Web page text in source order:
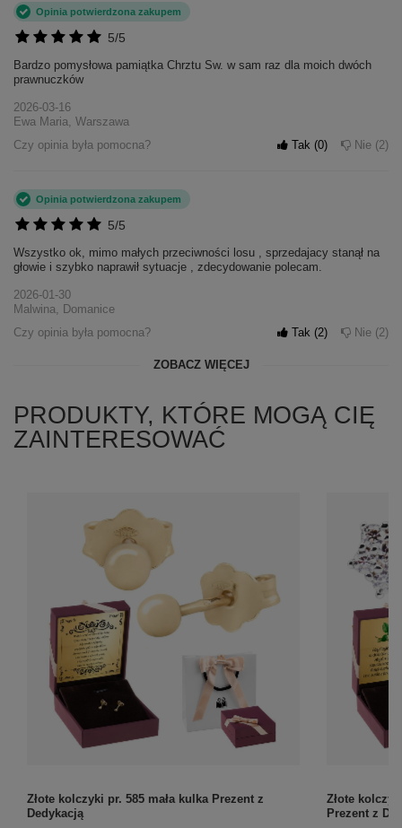
5/5
Opinia potwierdzona zakupem
Bardzo pomysłowa pamiątka Chrztu Sw. w sam raz dla moich dwóch
prawnuczków
2026-03-16
Ewa Maria, Warszawa
Czy opinia była pomocna?
Tak 0 Nie 2
5/5
Opinia potwierdzona zakupem
Wszystko ok, mimo małych przeciwności losu , sprzedajacy stanął na
głowie i szybko naprawił sytuacje , zdecydowanie polecam.
2026-01-30
Malwina, Domanice
Czy opinia była pomocna?
Tak 2 Nie 2
ZOBACZ WIĘCEJ
PRODUKTY, KTÓRE MOGĄ CIĘ
ZAINTERESOWAĆ
Złote kolczyki pr. 585 mała kulka Prezent z
Dedykacją
Złote
Prezent z